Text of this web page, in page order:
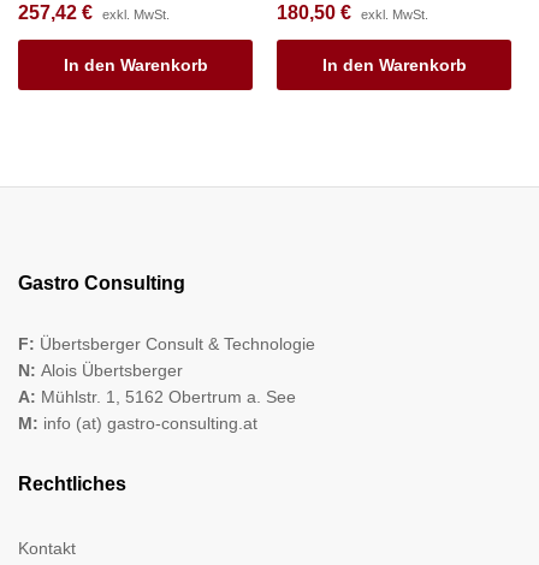
257,42 € exkl. MwSt.
In den Warenkorb
180,50 € exkl. MwSt.
In den Warenkorb
Gastro Consulting
F: Übertsberger Consult & Technologie
N: Alois Übertsberger
A: Mühlstr. 1, 5162 Obertrum a. See
M: info (at) gastro-consulting.at
Rechtliches
Kontakt